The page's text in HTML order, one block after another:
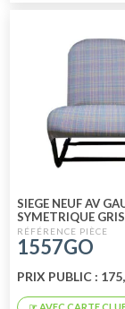
SIEGE NEUF AV
SYMETRIQUE
1557GO
PRIX PUBLIC :